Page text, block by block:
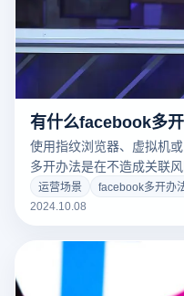
有什么facebook多开
使用指纹浏览器、虚拟机
多开办法是在不造成关联
中同时登录多个Facebook
器，是一种常见而有效的
帐户看起来都像是由不同
还可以使用虚拟机软件，
管理机上进行。
运营场景
facebook多开办
2024.10.08